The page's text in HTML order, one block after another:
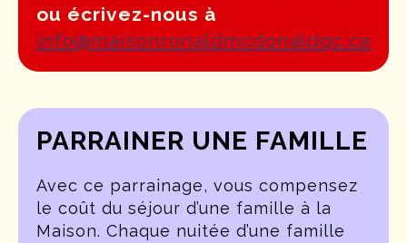
ou écrivez-nous à
info@maisonronaldmcdonaldqc.ca
PARRAINER UNE FAMILLE
Avec ce parrainage, vous compensez
le coût du séjour d’une famille à la
Maison. Chaque nuitée d’une famille